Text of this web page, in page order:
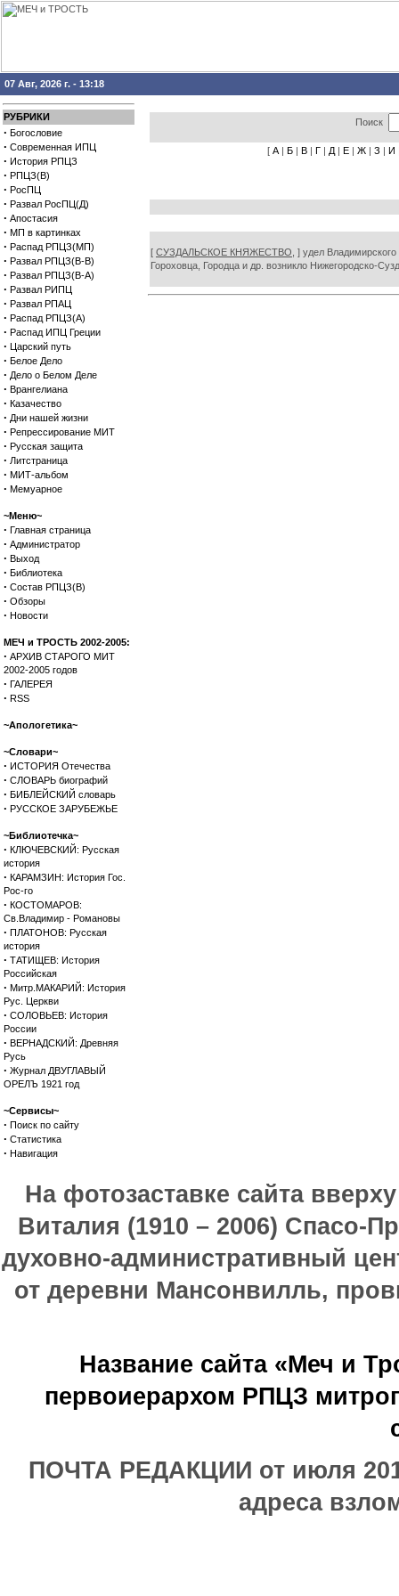
07 Авг, 2026 г. - 13:18
РУБРИКИ
· Богословие
· Современная ИПЦ
· История РПЦЗ
· РПЦЗ(В)
· РосПЦ
· Развал РосПЦ(Д)
· Апостасия
· МП в картинках
· Распад РПЦЗ(МП)
· Развал РПЦЗ(В-В)
· Развал РПЦЗ(В-А)
· Развал РИПЦ
· Развал РПАЦ
· Распад РПЦЗ(А)
· Распад ИПЦ Греции
· Царский путь
· Белое Дело
· Дело о Белом Деле
· Врангелиана
· Казачество
· Дни нашей жизни
· Репрессирование МИТ
· Русская защита
· Литстраница
· МИТ-альбом
· Мемуарное
~Меню~
· Главная страница
· Администратор
· Выход
· Библиотека
· Состав РПЦЗ(В)
· Обзоры
· Новости
МЕЧ и ТРОСТЬ 2002-2005:
· АРХИВ СТАРОГО МИТ
2002-2005 годов
· ГАЛЕРЕЯ
· RSS
~Апологетика~
~Словари~
· ИСТОРИЯ Отечества
· СЛОВАРЬ биографий
· БИБЛЕЙСКИЙ словарь
· РУССКОЕ ЗАРУБЕЖЬЕ
~Библиотечка~
· КЛЮЧЕВСКИЙ: Русская
история
· КАРАМЗИН: История Гос.
Рос-го
· КОСТОМАРОВ:
Св.Владимир - Романовы
· ПЛАТОНОВ: Русская
история
· ТАТИЩЕВ: История
Российская
· Митр.МАКАРИЙ: История
Рус. Церкви
· СОЛОВЬЕВ: История
России
· ВЕРНАДСКИЙ: Древняя
Русь
· Журнал ДВУГЛАВЫЙ
ОРЕЛЪ 1921 год
~Сервисы~
· Поиск по сайту
· Статистика
· Навигация
Поиск
[ А | Б | В | Г | Д | Е | Ж | З | И
[ СУЗДАЛЬСКОЕ КНЯЖЕСТВО, ] удел
Гороховца, Городца и др. возникло Нижегородско-
На фотозаставке сайта
Виталия (1910 – 2006) Спасо-
духовно-административный
от деревни Мансонвилль,
Название сайта «Меч и
первоиерархом РПЦЗ
ПОЧТА РЕДАКЦИИ от июля
адреса